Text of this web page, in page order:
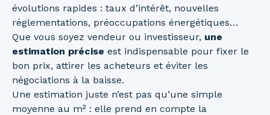
évolutions rapides : taux d’intérêt, nouvelles
réglementations, préoccupations énergétiques…
Que vous soyez vendeur ou investisseur, une
estimation précise est indispensable pour fixer le
bon prix, attirer les acheteurs et éviter les
négociations à la baisse.
Une estimation juste n’est pas qu’une simple
moyenne au m² : elle prend en compte la